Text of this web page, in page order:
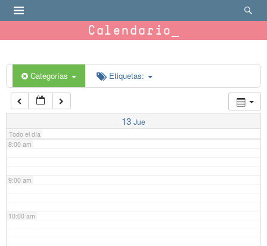
Calendario
Categorías Etiquetas:
13 Jue
Todo el día
6:00 am
7:00 am
8:00 am
9:00 am
10:00 am